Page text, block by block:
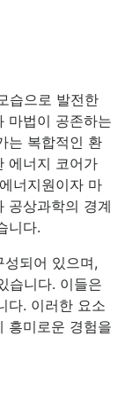
습으로 발전한
마법이 공존하는
는 복합적인 환
에너지 코어가
너지원이자 마
공상과학의 경계
니다.
되어 있으며,
습니다. 이들은
다. 이러한 요소
흥미로운 경험을